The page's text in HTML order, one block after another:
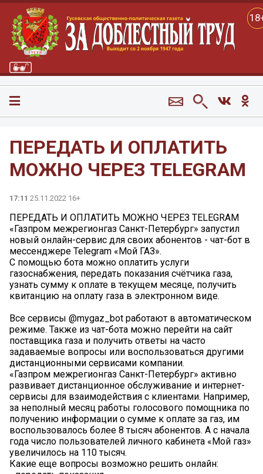
ПЕРЕДАТЬ И ОПЛАТИТЬ
МОЖНО ЧЕРЕЗ TELEGRAM
17:11 25.11.2022 16+
ПЕРЕДАТЬ И ОПЛАТИТЬ МОЖНО ЧЕРЕЗ TELEGRAM
«Газпром межрегионгаз Санкт-Петербург» запустил
новый онлайн-сервис для своих абонентов - чат-бот в
мессенджере Telegram «Мой ГАЗ».
С помощью бота можно оплатить услуги
газоснабжения, передать показания счётчика газа,
узнать сумму к оплате в текущем месяце, получить
квитанцию на оплату газа в электронном виде.
Все сервисы @mygaz_bot работают в автоматическом
режиме. Также из чат-бота можно перейти на сайт
поставщика газа и получить ответы на часто
задаваемые вопросы или воспользоваться другими
дистанционными сервисами компании.
«Газпром межрегионгаз Санкт-Петербург» активно
развивает дистанционное обслуживание и интернет-
сервисы для взаимодействия с клиентами. Например,
за неполный месяц работы голосового помощника по
получению информации о сумме к оплате за газ, им
воспользовалось более 8 тысяч абонентов. А с начала
года число пользователей личного кабинета «Мой газ»
увеличилось на 110 тысяч.
Какие еще вопросы возможно решить онлайн: